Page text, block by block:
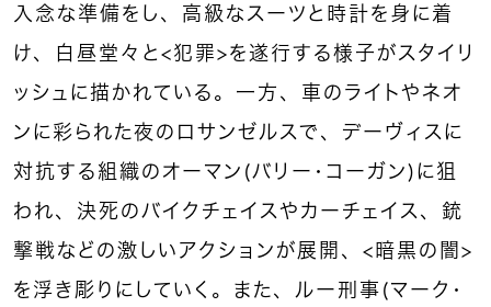
入念な準備をし、高級なスーツと時計を身に着
け、白昼堂々と＜犯罪＞を遂行する様子がスタイリ
ッシュに描かれている。一方、車のライトやネオ
ンに彩られた夜のロサンゼルスで、デーヴィスに
対抗する組織のオーマン（バリー・コーガン）に狙
われ、決死のバイクチェイスやカーチェイス、銃
撃戦などの激しいアクションが展開、＜暗黒の闇＞
を浮き彫りにしていく。また、ルー刑事（マーク・